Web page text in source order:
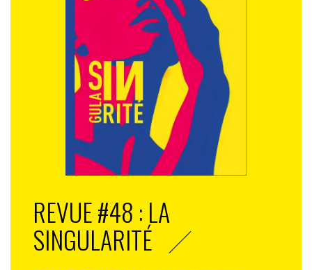
REVUE #48 : LA
SINGULARITÉ